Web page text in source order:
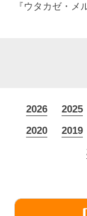
『ウタカゼ・メ
2026 2025
2020
2019